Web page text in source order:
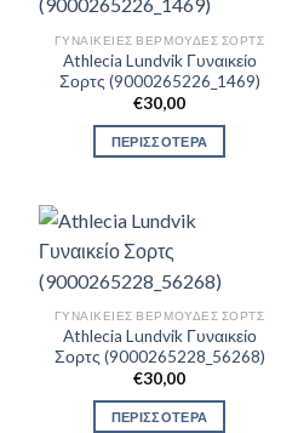
ΓΥΝΑΙΚΕΊΕΣ ΒΕΡΜΟΎΔΕΣ ΣΟΡΤΣ
Athlecia Lundvik Γυναικείο
Σορτς (9000265226_1469)
€30,00
ΠΕΡΙΣΣΟΤΕΡΑ
ΓΥΝΑΙΚΕΊΕΣ ΒΕΡΜΟΎΔΕΣ ΣΟΡΤΣ
Athlecia Lundvik Γυναικείο
Σορτς (9000265228_56268)
€30,00
ΠΕΡΙΣΣΟΤΕΡΑ